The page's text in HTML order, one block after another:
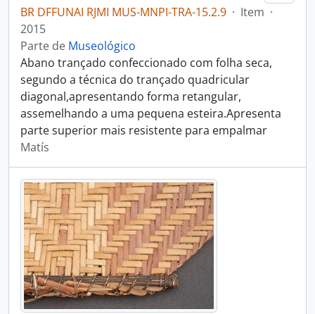
BR DFFUNAI RJMI MUS-MNPI-TRA-15.2.9 · Item ·
2015
Parte de Museológico
Abano trançado confeccionado com folha seca,
segundo a técnica do trançado quadricular
diagonal,apresentando forma retangular,
assemelhando a uma pequena esteira.Apresenta
parte superior mais resistente para empalmar
Matís